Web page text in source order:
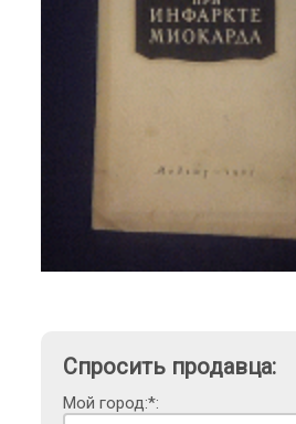
Спросить продавца:
Мой город:*: